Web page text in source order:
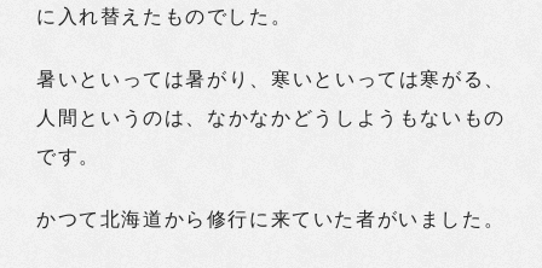
に入れ替えたものでした。
暑いといっては暑がり、寒いといっては寒がる、
人間というのは、なかなかどうしようもないもの
です。
かつて北海道から修行に来ていた者がいました。